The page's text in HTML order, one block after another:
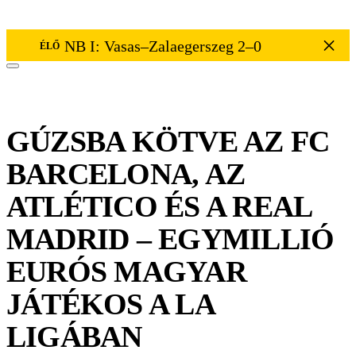
ÉLŐ NB I: Vasas–Zalaegerszeg 2–0
GÚZSBA KÖTVE AZ FC
BARCELONA, AZ
ATLÉTICO ÉS A REAL
MADRID – EGYMILLIÓ
EURÓS MAGYAR
JÁTÉKOS A LA
LIGÁBAN